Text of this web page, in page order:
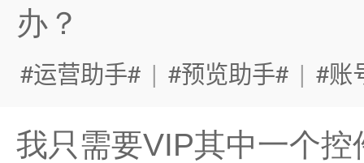
办？
运营助手 | 预览助手 | 账
我只需要VIP其中一个